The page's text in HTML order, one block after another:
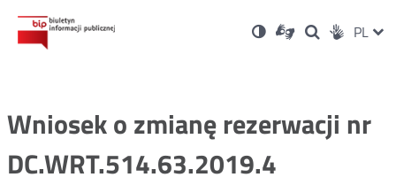
Ustawienia
Wersja
kontrastowa
Dla
niesłyszących
OtwórzOtwórz
w
Otwórz
w
Social PL
Wniosek o zmianę rezerwacji nr
DC.WRT.514.63.2019.4